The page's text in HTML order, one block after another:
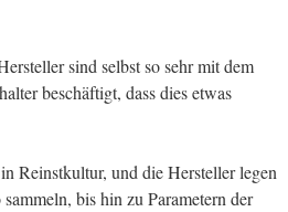
sind selbst so sehr mit dem
beschäftigt, dass dies etwas
Reinstkultur, und die Hersteller legen
bis hin zu Parametern der